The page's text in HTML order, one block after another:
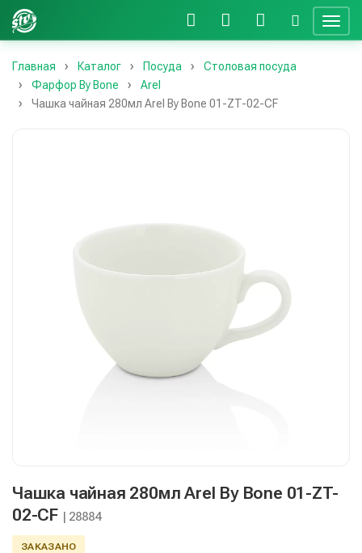
Главная Каталог Посуда
Столовая посуда
Фарфор By Bone
Arel
Чашка чайная 280мл Arel By Bone 01-ZT-02-CF
Чашка чайная 280мл Arel By Bone 01-ZT-
02-CF | 28884
ЗАКАЗАНО